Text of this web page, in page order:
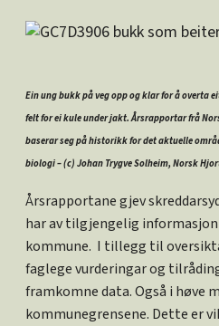
Ein ung bukk på veg opp og klar for å overta
felt for ei kule under jakt. Årsrapportar frå
baserar seg på historikk for det aktuelle
biologi – (c) Johan Trygve Solheim, Norsk
Årsrapportane gjev
har av tilgjengelig
kommune. I tillegg til
faglege vurderingar og
framkomne data. Også i høve
kommunegrensene. Dette er